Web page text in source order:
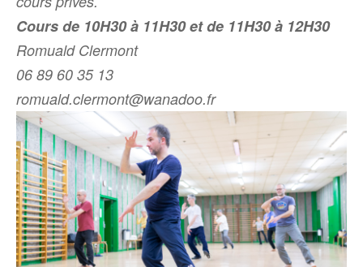
Cours de 10H30 à 11H30 et de 11H30 à 12H30
Romuald Clermont
06 89 60 35 13
romuald.clermont@wanadoo.fr